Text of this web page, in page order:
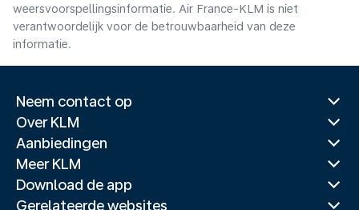
weersvoorspellingsinformatie. Air France-KLM is niet
verantwoordelijk voor de betrouwbaarheid van deze
informatie.
Neem contact op
Over KLM
Aanbiedingen
Meer KLM
Download de app
Gerelateerde websites